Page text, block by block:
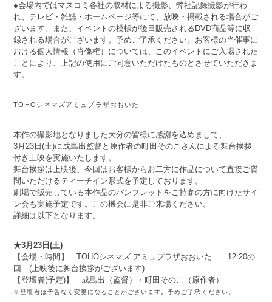
●会場内ではマスコミ各社の取材による撮影、弊社記録撮影が行わ
れ、テレビ・雑誌・ホームページ等にて、放映・掲載される場合がご
ざいます。また、イベントの模様が後日販売されるDVD商品等に収
録される場合がございます。予めご了承ください。お客様の当催事に
おける個人情報（肖像権）については、このイベントにご入場された
ことにより、上記の使用にご同意いただけたものとさせていただきま
す。
TOHOシネマズアミュプラザおおいた
本作の撮影地となりました大分の皆様に感謝を込めまして、
3月23日(土)に成島出監督と原作者の町田そのこさんによる舞台挨拶
付き上映を実施いたします。
舞台挨拶は上映後、今回はお客様からお二方に作品について直接ご質
問いただけるティーチイン形式を予定しております。
劇場で販売している本作品のパンフレットをご持参の方に向けたサイ
ン会も実施予定です。この機会に是非ご来場ください。
詳細は以下となります。
★3月23日(土)
【会場・時間】 TOHOシネマズ アミュプラザおおいた 12:20の
回 (上映後に舞台挨拶がございます)
【登壇者(予定)】 成島出（監督）・町田そのこ（原作者）
※登壇者は予告なく変更になることがございます。予めご了承ください。